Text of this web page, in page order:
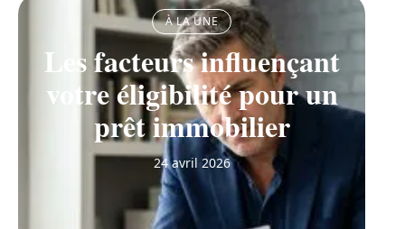
À LA UNE
Les facteurs influençant
votre éligibilité pour un
prêt immobilier
24 avril 2026